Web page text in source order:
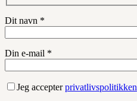
Dit navn *
Din e-mail *
Jeg accepterprivatlivspolitikken